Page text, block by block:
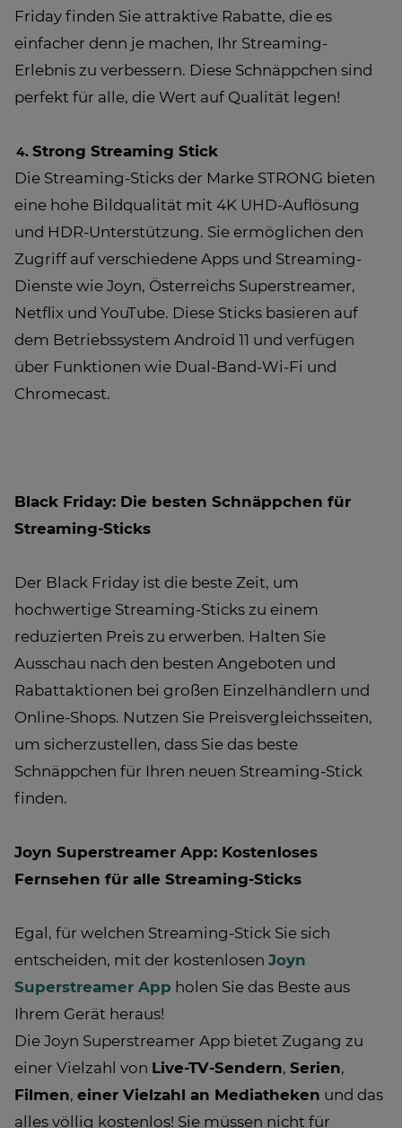
Friday finden Sie attraktive Rabatte, die es
einfacher denn je machen, Ihr Streaming-
Erlebnis zu verbessern. Diese Schnäppchen sind
perfekt für alle, die Wert auf Qualität legen!
Strong Streaming Stick
Die Streaming-Sticks der Marke STRONG bieten
eine hohe Bildqualität mit 4K UHD-Auflösung
und HDR-Unterstützung. Sie ermöglichen den
Zugriff auf verschiedene Apps und Streaming-
Dienste wie Joyn, Österreichs Superstreamer,
Netflix und YouTube. Diese Sticks basieren auf
dem Betriebssystem Android 11 und verfügen
über Funktionen wie Dual-Band-Wi-Fi und
Chromecast.
Black Friday: Die besten Schnäppchen für
Streaming-Sticks
Der Black Friday ist die beste Zeit, um
hochwertige Streaming-Sticks zu einem
reduzierten Preis zu erwerben. Halten Sie
Ausschau nach den besten Angeboten und
Rabattaktionen bei großen Einzelhändlern und
Online-Shops. Nutzen Sie Preisvergleichsseiten,
um sicherzustellen, dass Sie das beste
Schnäppchen für Ihren neuen Streaming-Stick
finden.
Joyn Superstreamer App: Kostenloses
Fernsehen für alle Streaming-Sticks
Egal, für welchen Streaming-Stick Sie sich
entscheiden, mit der kostenlosen Joyn
Superstreamer App holen Sie das Beste aus
Ihrem Gerät heraus!
Die Joyn Superstreamer App bietet Zugang zu
einer Vielzahl von Live-TV-Sendern, Serien,
Filmen, einer Vielzahl an Mediatheken und das
alles völlig kostenlos! Sie müssen nicht für